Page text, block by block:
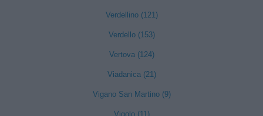
Verdellino (121)
Verdello (153)
Vertova (124)
Viadanica (21)
Vigano San Martino (9)
Vigolo (11)